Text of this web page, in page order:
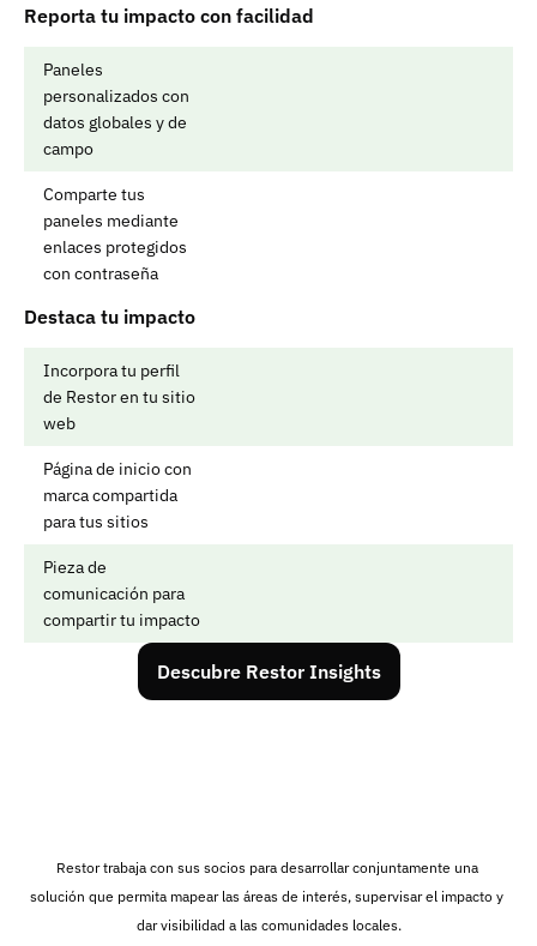
Reporta tu impacto con facilidad
Paneles
personalizados con
datos globales y de
campo
Comparte tus
paneles mediante
enlaces protegidos
con contraseña
Destaca tu impacto
Incorpora tu perfil
de Restor en tu sitio
web
Página de inicio con
marca compartida
para tus sitios
Pieza de
comunicación para
compartir tu impacto
Descubre Restor Insights
Restor trabaja con sus socios para desarrollar conjuntamente una
solución que permita mapear las áreas de interés, supervisar el impacto y
dar visibilidad a las comunidades locales.